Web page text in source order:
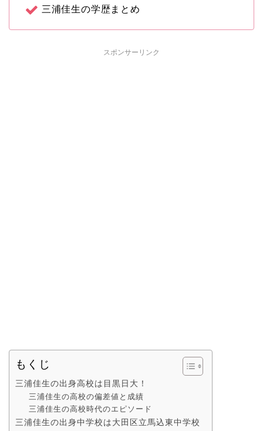
三浦佳生の学歴まとめ
スポンサーリンク
もくじ
三浦佳生の出身高校は目黒日大！
三浦佳生の高校の偏差値と成績
三浦佳生の高校時代のエピソード
三浦佳生の出身中学校は大田区立馬込東中学校